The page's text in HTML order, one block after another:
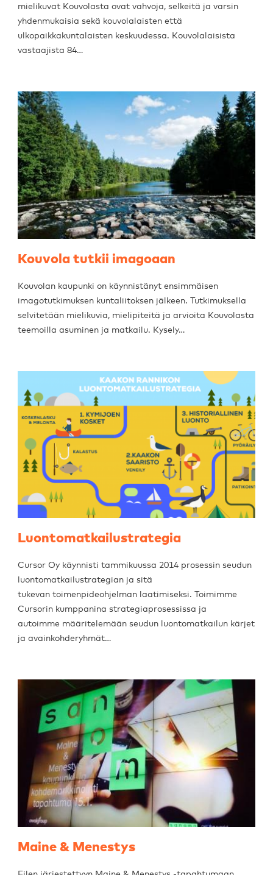
mielikuvat Kouvolasta ovat vahvoja, selkeitä ja varsin
yhdenmukaisia sekä kouvolalaisten että
ulkopaikkakuntalaisten keskuudessa. Kouvolalaisista
vastaajista 84…
Kouvola tutkii imagoaan
Kouvolan kaupunki on käynnistänyt ensimmäisen
imagotutkimuksen kuntaliitoksen jälkeen. Tutkimuksella
selvitetään mielikuvia, mielipiteitä ja arvioita Kouvolasta
teemoilla asuminen ja matkailu. Kysely…
Luontomatkailustrategia
Cursor Oy käynnisti tammikuussa 2014 prosessin seudun
luontomatkailustrategian ja sitä
tukevan toimenpideohjelman laatimiseksi. Toimimme
Cursorin kumppanina strategiaprosessissa ja
autoimme määritelemään seudun luontomatkailun kärjet
ja avainkohderyhmät…
Maine & Menestys